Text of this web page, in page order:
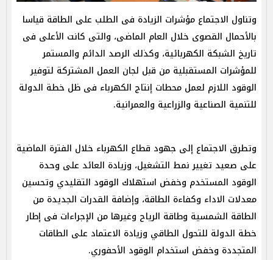
وتناول الاجتماع مؤشرات الزيادة فى الطلب على الطاقة قياسا
بالأحمال القصوى خلال العام الماضى، والتى كانت الأعلى فى
تاريخ الشبكة الكهربائية، وكذلك الرصد الدائم والمستمر
للمؤشرات المستقبلية من قبل لجان العمل المشتركة لتوفير
الوقود اللازم لعمل محطات إنتاج الكهرباء فى ظل خطة الدولة
للتنمية الصناعية والزراعية والعمرانية.
وتطرق الاجتماع إلى جهود قطاع الكهرباء خلال الفترة الماضية
على صعيد تغيير نمط التشغيل، وزيادة العائد على وحدة
الوقود المستخدم وخفض استهلاك الوقود التقليدي وتحسين
معدلات الاداء وكفاءة الطاقة، وإضافة القدرات الجديدة من
الطاقة الشمسية وطاقة الرياح وغيرها من الإجراءات فى إطار
خطة الدولة للتحول الطاقي وزيادة الاعتماد على الطاقات
المتجددة وخفض استخدام الوقود الأحفوري.